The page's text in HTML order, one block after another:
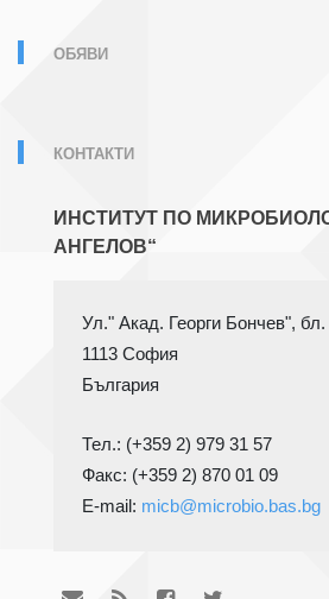
ОБЯВИ
КОНТАКТИ
ИНСТИТУТ ПО
АНГЕЛОВ“
1113 София
Тел.: (+359 2) 979 31 57
Факс: (+359 2) 870 01 09
E-mail: micb@microbio.bas.bg